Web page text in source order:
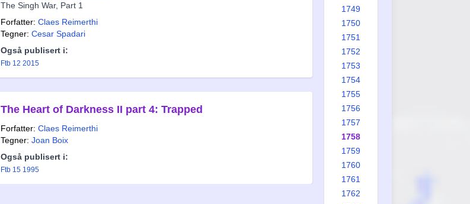
The Singh War, Part 1
Forfatter: Claes Reimerthi
Tegner: Cesar Spadari
Også publisert i:
Ftb 12 2015
The Heart of Darkness II part 4: Trapped
Forfatter: Claes Reimerthi
Tegner: Joan Boix
Også publisert i:
Ftb 15 1995
1749
1750
1751
1752
1753
1754
1755
1756
1757
1758
1759
1760
1761
1762